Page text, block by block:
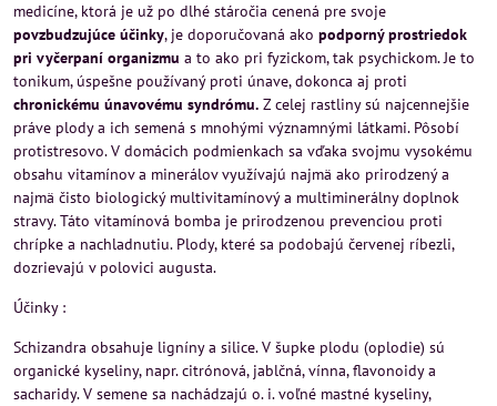
medicíne, ktorá je už po dlhé stáročia cenená pre svoje
povzbudzujúce účinky, je doporučovaná ako podporný prostriedok
pri vyčerpaní organizmu a to ako pri fyzickom, tak psychickom. Je to
tonikum, úspešne používaný proti únave, dokonca aj proti
chronickému únavovému syndrómu. Z celej rastliny sú najcennejšie
práve plody a ich semená s mnohými významnými látkami. Pôsobí
protistresovo. V domácich podmienkach sa vďaka svojmu vysokému
obsahu vitamínov a minerálov využívajú najmä ako prirodzený a
najmä čisto biologický multivitamínový a multiminerálny doplnok
stravy. Táto vitamínová bomba je prirodzenou prevenciou proti
chrípke a nachladnutiu. Plody, které sa podobajú červenej ríbezli,
dozrievajú v polovici augusta.
Účinky :
Schizandra obsahuje ligníny a silice. V šupke plodu (oplodie) sú
organické kyseliny, napr. citrónová, jablčná, vínna, flavonoidy a
sacharidy. V semene sa nachádzajú o. i. voľné mastné kyseliny,